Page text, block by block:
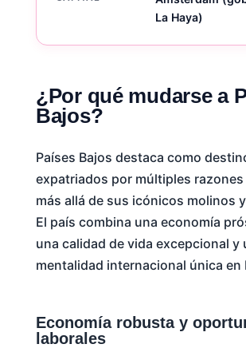
La Haya)
¿Por qué mudarse a
Bajos?
Países Bajos destaca como
expatriados por múltiples razones
más allá de sus icónicos molinos
El país combina una economía
una calidad de vida excepcional y
mentalidad internacional única en
Economía robusta y
laborales